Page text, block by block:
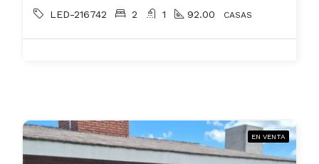
LED-216742 2 1 92.00 CASAS
EN VENTA